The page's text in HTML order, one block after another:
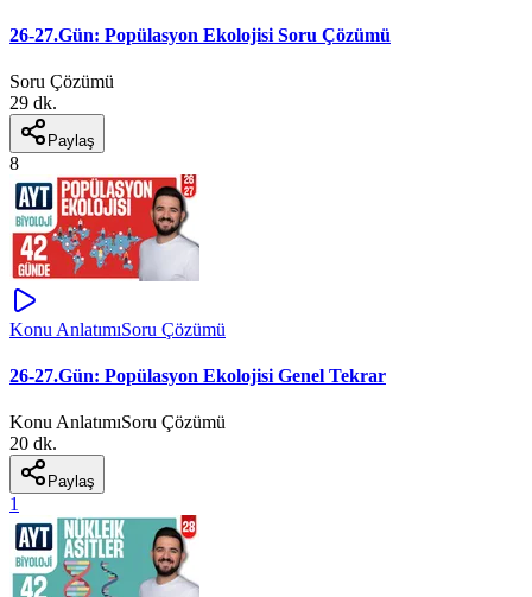
26-27.Gün: Popülasyon Ekolojisi Soru Çözümü
Soru Çözümü
29 dk.
Paylaş
8
Konu AnlatımıSoru Çözümü
26-27.Gün: Popülasyon Ekolojisi Genel Tekrar
Konu AnlatımıSoru Çözümü
20 dk.
Paylaş
1